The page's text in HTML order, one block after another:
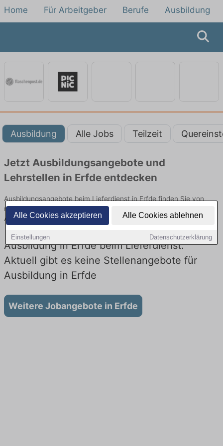
Alle Cookies akzeptieren Alle Cookies ablehnen
Einstellungen Datenschutzerklärung
Home Für Arbeitgeber Berufe Ausbildung
Ausbildung Alle Jobs Teilzeit
Jetzt Ausbildungsangebote und
Lehrstellen in Erfde entdecken
Ausbildungsangebote beim Lieferdienst in Erfde finden Sie von
namhaften Firmen. Entdecken Sie freie Optionen von Top-
Arbeitgebern und bewerben Sie sich noch heute.
Ausbildung in Erfde beim Lieferdienst:
Aktuell gibt es keine Stellenangebote für
Ausbildung in Erfde
Weitere Jobangebote in Erfde